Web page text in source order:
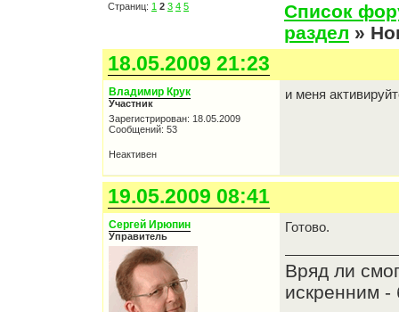
Страниц: 1 2 3 4 5
Список
раздел »
18.05.2009 21:23
Владимир Крук
Участник
Зарегистрирован: 18.05.2009
Сообщений: 53
и меня
Неактивен
19.05.2009 08:41
Сергей Ирюпин
Управитель
Готово.
Вряд ли
искренним -